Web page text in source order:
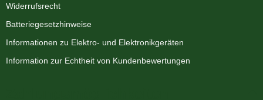
Widerrufsrecht
Batteriegesetzhinweise
Informationen zu Elektro- und Elektronikgeräten
Information zur Echtheit von Kundenbewertungen